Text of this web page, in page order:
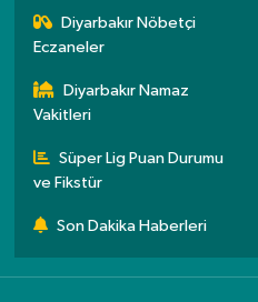
Diyarbakır Nöbetçi
Eczaneler
Diyarbakır Namaz
Vakitleri
Süper Lig Puan Durumu
ve Fikstür
Son Dakika Haberleri